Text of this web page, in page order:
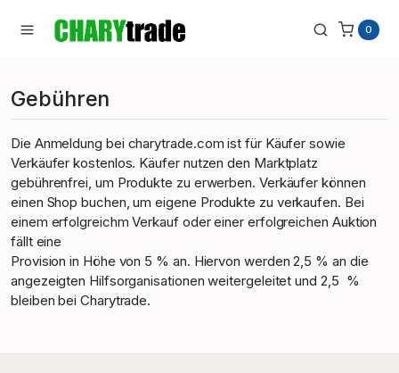
0
Gebühren
Die Anmeldung bei charytrade.com ist für Käufer sowie
Verkäufer kostenlos. Käufer nutzen den Marktplatz
gebührenfrei, um Produkte zu erwerben. Verkäufer können
einen Shop buchen, um eigene Produkte zu verkaufen. Bei
einem erfolgreichm Verkauf oder einer erfolgreichen Auktion
fällt eine
Provision in Höhe von 5 % an. Hiervon werden 2,5 % an die
angezeigten Hilfsorganisationen weitergeleitet und 2,5 %
bleiben bei Charytrade.